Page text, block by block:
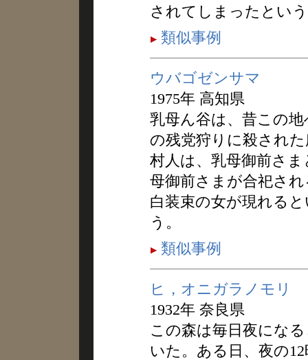
されてしまったとい
類似事例
ウバゴゼンサマ
1975年 高知県
乳母ん谷は、昔この
の残党狩りに殺され
村人は、乳母御前さ
母御前さまが合祀さ
白装束の女が現れる
う。
類似事例
ヒ，オニガラノモリ
1932年 奈良県
この森は毎日夜にな
いた。ある日、夜の